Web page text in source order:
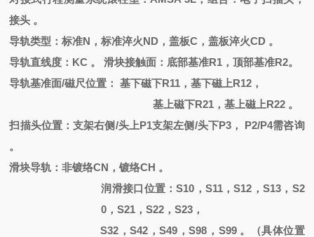
接头 。
导轨类型：标准N，标准淬火ND，盖板C，盖板淬火CD 。
导轨直线度： KC 。 滑块接触面：底部基准R1，顶部基准R2。
导轨基准面/磁尺位置： 基下磁下R11，基下磁上R12，
基上磁下R21，基上磁上R22 。
扫描头位置：支架右侧/头上P1支架左侧/头下P3， P2/P4需咨询
。
滑块导轨：非镀络CN ，镀络CH 。
润滑接口位置：S10，S11，S12，S13，S2
0，S21，S22，S23，
S32，S42，S49，S98，S99 。（具体位置